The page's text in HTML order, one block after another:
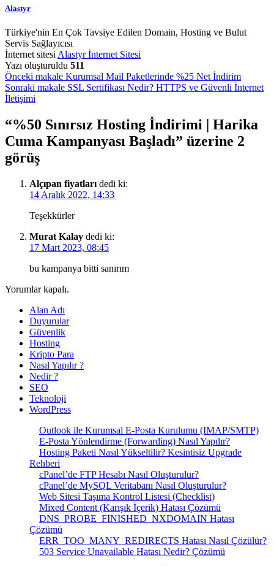
Alastyr
Türkiye'nin En Çok Tavsiye Edilen Domain, Hosting ve Bulut
Servis Sağlayıcısı
İnternet sitesi Alastyr İnternet Sitesi
Yazı oluşturuldu 511
Yazı
gezinmesi
Önceki makale Kurumsal Mail Paketlerinde %25 Net İndirim
Sonraki makale SSL Sertifikası Nedir? HTTPS ve Güvenli İnternet
İletişimi
“%50 Sınırsız Hosting İndirimi | Harika
Cuma Kampanyası Başladı” üzerine 2
görüş
Alçıpan fiyatları dedi ki:
14 Aralık 2022, 14:33
Teşekkürler
Murat Kalay dedi ki:
17 Mart 2023, 08:45
bu kampanya bitti sanırım
Yorumlar kapalı.
Alan Adı
Duyurular
Güvenlik
Hosting
Kripto Para
Nasıl Yapılır ?
Nedir ?
SEO
Teknoloji
WordPress
Outlook ile Kurumsal E-Posta Kurulumu (IMAP/SMTP)
E-Posta Yönlendirme (Forwarding) Nasıl Yapılır?
Hosting Paketi Nasıl Yükseltilir? Kesintisiz Upgrade
Rehberi
cPanel’de FTP Hesabı Nasıl Oluşturulur?
cPanel’de MySQL Veritabanı Nasıl Oluşturulur?
Web Sitesi Taşıma Kontrol Listesi (Checklist)
Mixed Content (Karışık İçerik) Hatası Çözümü
DNS_PROBE_FINISHED_NXDOMAIN Hatası
Çözümü
ERR_TOO_MANY_REDIRECTS Hatası Nasıl Çözülür?
503 Service Unavailable Hatası Nedir? Çözümü